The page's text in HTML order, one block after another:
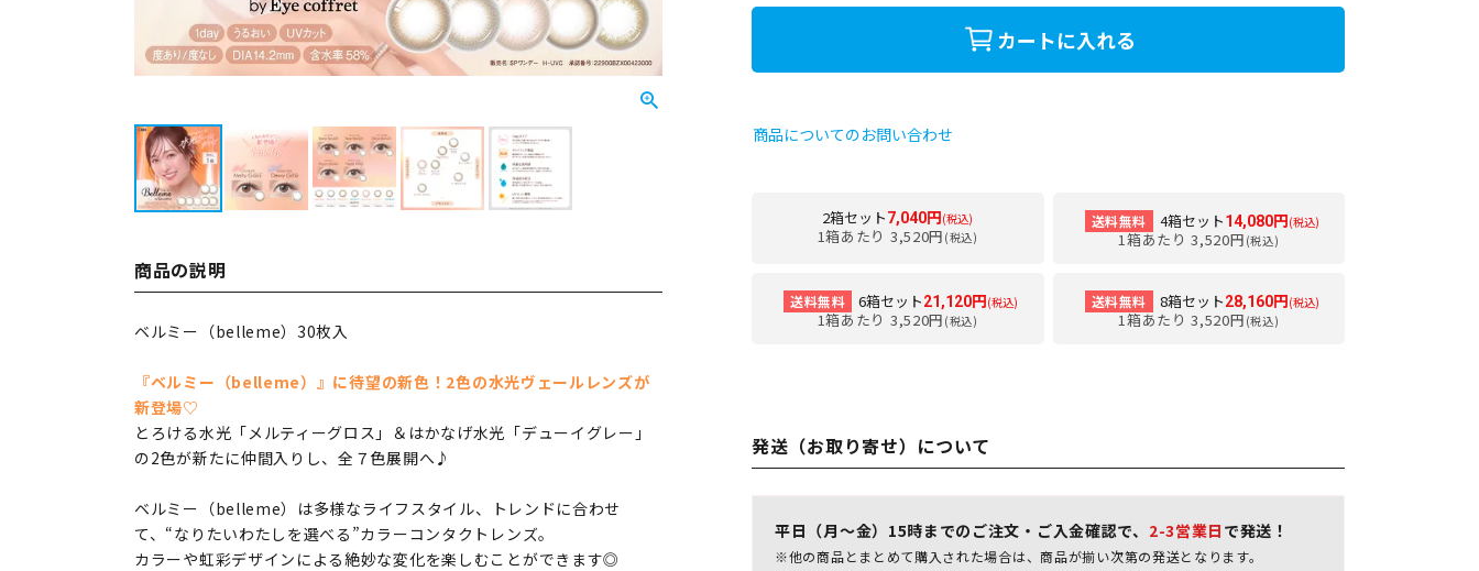
カートに入れる
商品についてのお問い合わせ
2箱セット7,040円 (税込)
1箱あたり 3,520円 (税込)
送料無料 4箱セット14,080円 (税込)
1箱あたり 3,520円 (税込)
送料無料 6箱セット21,120円 (税込)
1箱あたり 3,520円 (税込)
送料無料 8箱セット28,160円 (税込)
1箱あたり 3,520円 (税込)
発送（お取り寄せ）について
平日（月～金）15時までのご注文・ご入金確認で、 2-3営業日 で発送！
※他の商品とまとめて購入された場合は、商品が揃い次第の発送となります。
商品の説明
ベルミー（belleme）30枚入
『ベルミー（belleme）』に待望の新色！2色の水光ヴェールレンズが
新登場♡
とろける水光「メルティーグロス」＆はかなげ水光「デューイグレー」
の2色が新たに仲間入りし、全７色展開へ♪
ベルミー（belleme）は多様なライフスタイル、トレンドに合わせ
て、“なりたいわたしを選べる”カラーコンタクトレンズ。
カラーや虹彩デザインによる絶妙な変化を楽しむことができます◎